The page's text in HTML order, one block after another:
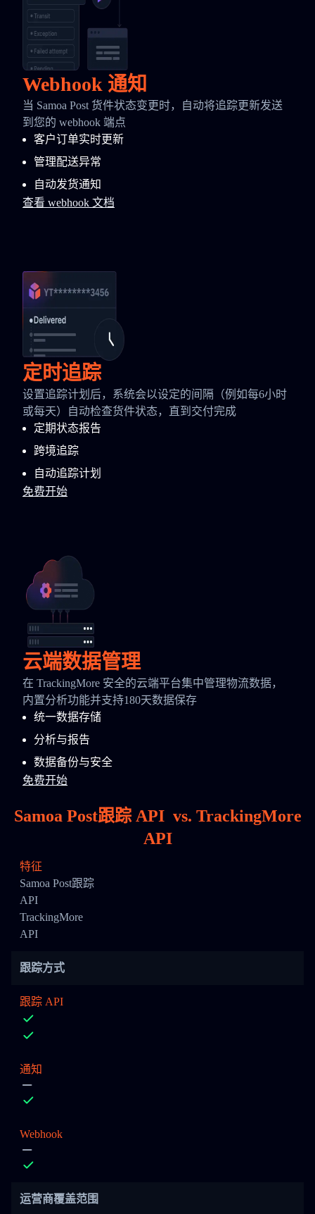
Webhook 通知
当 Samoa Post 货件状态变更时，自动将追踪更新发送
到您的 webhook 端点
客户订单实时更新
管理配送异常
自动发货通知
查看 webhook 文档
定时追踪
设置追踪计划后，系统会以设定的间隔（例如每6小时
或每天）自动检查货件状态，直到交付完成
定期状态报告
跨境追踪
自动追踪计划
免费开始
云端数据管理
在 TrackingMore 安全的云端平台集中管理物流数据，
内置分析功能并支持180天数据保存
统一数据存储
分析与报告
数据备份与安全
免费开始
Samoa Post跟踪 API vs. TrackingMore
API
特征
Samoa Post跟踪
API
TrackingMore
API
跟踪方式
跟踪 API
通知
Webhook
运营商覆盖范围